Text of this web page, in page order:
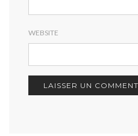
WEBSITE